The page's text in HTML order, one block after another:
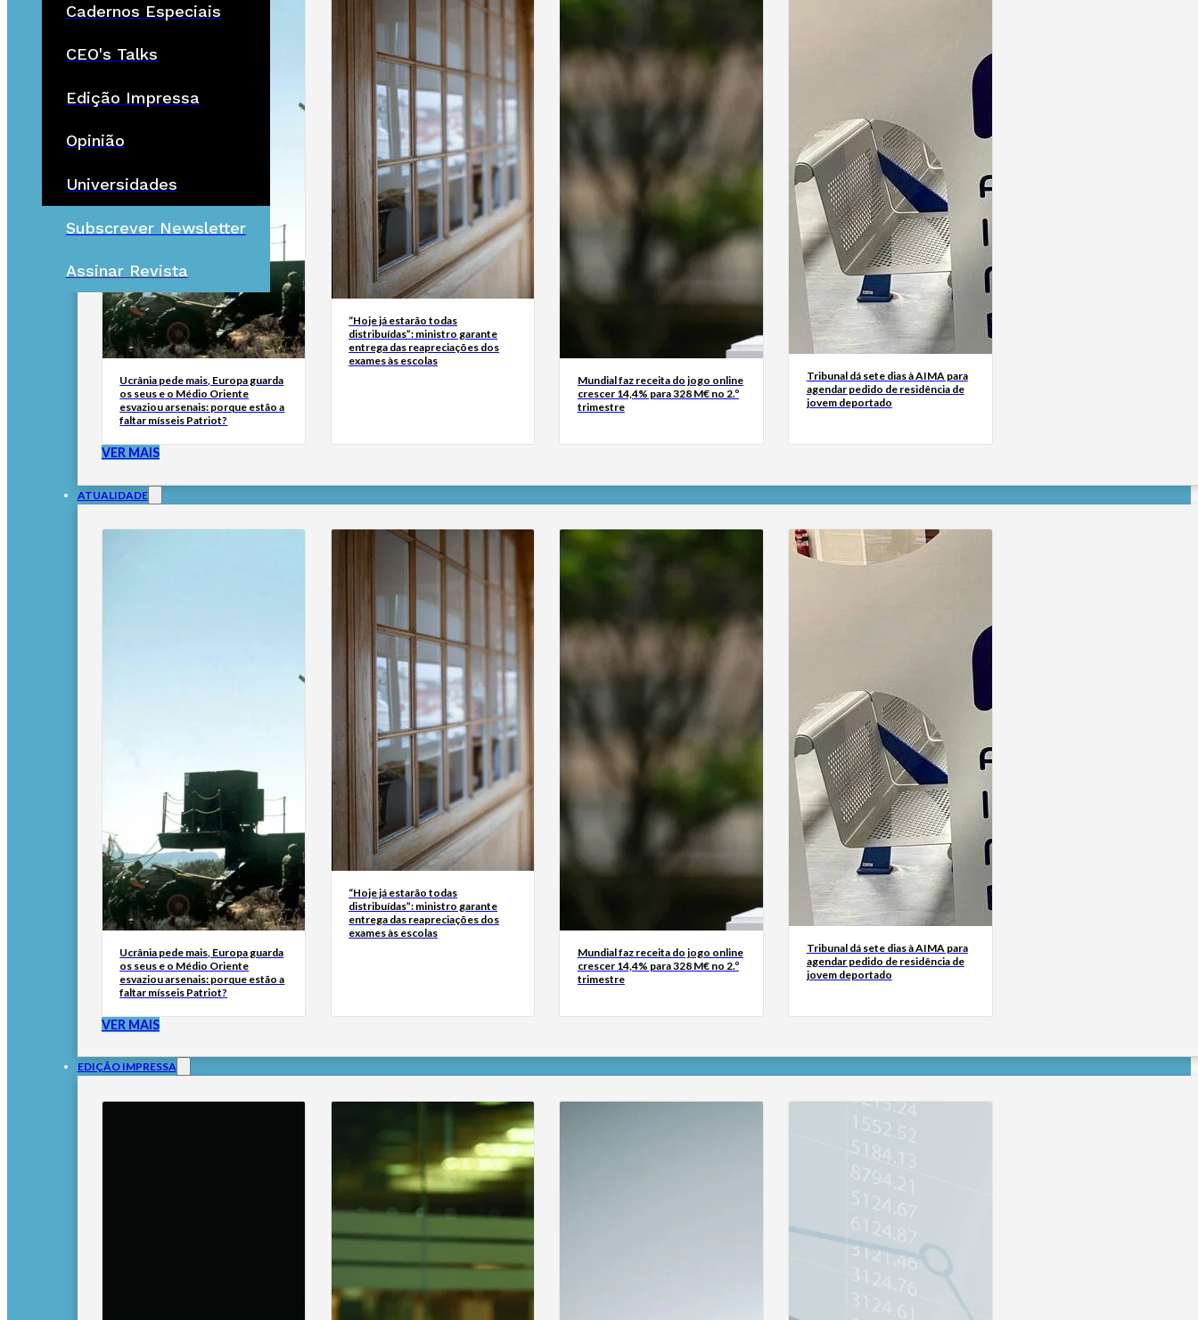
Cadernos Especiais
CEO's Talks
Edição Impressa
Opinião
Universidades
Subscrever Newsletter
Assinar Revista
Ucrânia pede mais, Europa guarda
os seus e o Médio Oriente
esvaziou arsenais: porque estão a
faltar mísseis Patriot?
“Hoje já estarão todas
distribuídas”: ministro garante
entrega das reapreciações dos
exames às escolas
Mundial faz receita do jogo online
crescer 14,4% para 328 M€ no 2.º
trimestre
Tribunal dá sete dias à AIMA para
agendar pedido de residência de
jovem deportado
VER MAIS
ATUALIDADE
Ucrânia pede mais, Europa guarda
os seus e o Médio Oriente
esvaziou arsenais: porque estão a
faltar mísseis Patriot?
“Hoje já estarão todas
distribuídas”: ministro garante
entrega das reapreciações dos
exames às escolas
Mundial faz receita do jogo online
crescer 14,4% para 328 M€ no 2.º
trimestre
Tribunal dá sete dias à AIMA para
agendar pedido de residência de
jovem deportado
VER MAIS
EDIÇÃO IMPRESSA